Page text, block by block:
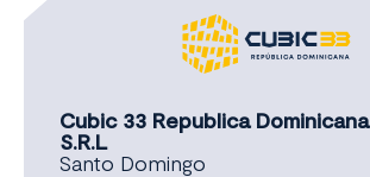
Cubic 33 Republica Dominicana
S.R.L
Santo Domingo